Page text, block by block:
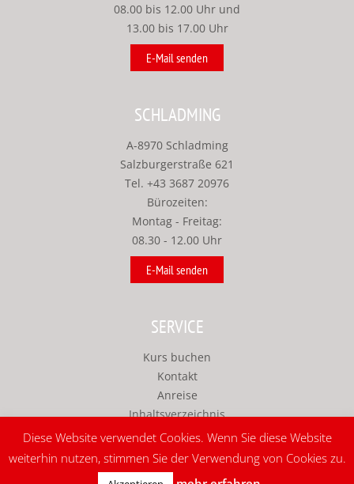
08.00 bis 12.00 Uhr und
13.00 bis 17.00 Uhr
E-Mail senden
SCHLADMING
A-8970 Schladming
Salzburgerstraße 621
Tel. +43 3687 20976
Bürozeiten:
Montag - Freitag:
08.30 - 12.00 Uhr
E-Mail senden
SERVICE
Kurs buchen
Kontakt
Anreise
Inhaltsverzeichnis
Impressum
© IMPULS Werbeagentur
Diese Website verwendet Cookies. Wenn Sie diese Website
weiterhin nutzen, stimmen Sie der Verwendung von Cookies zu.